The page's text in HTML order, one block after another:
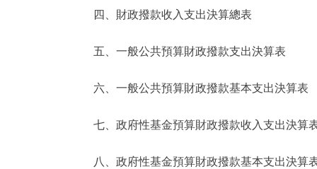
便民服務
仲介服務
政民互動
12345網上接訴即辦
四、財政撥款收入支出決算總表
五、一般公共預算財政撥款支出決算表
六、一般公共預算財政撥款基本支出決算表
七、政府性基金預算財政撥款收入支出決算
八、政府性基金預算財政撥款基本支出決算